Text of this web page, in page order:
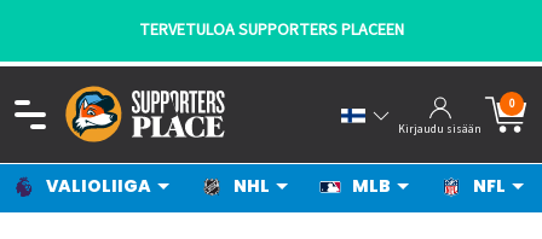
TERVETULOA SUPPORTERS PLACEEN
Kirjaudu sisään
0
VALIOLIIGA NHL MLB NFL